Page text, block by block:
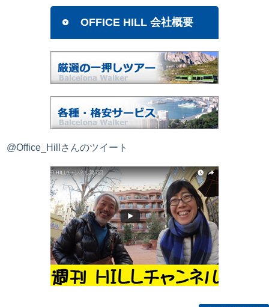
OFFICE HILL 会社概要
@Office_Hillさんのツイート